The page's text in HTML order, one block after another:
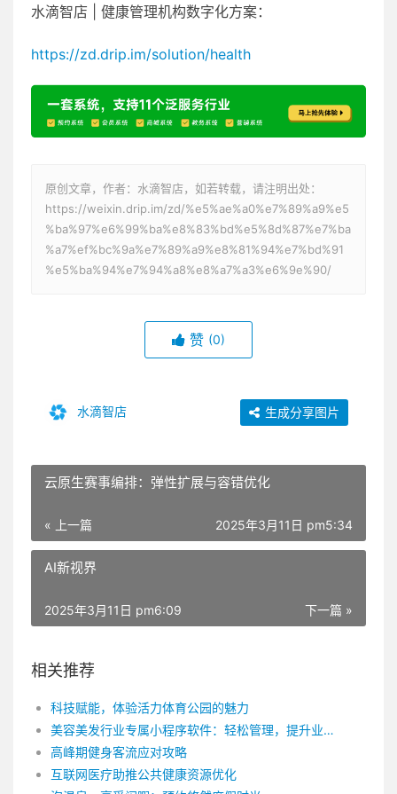
水滴智店 | 健康管理机构数字化方案：
https://zd.drip.im/solution/health
原创文章，作者：水滴智店，如若转载，请注明出处：
https://weixin.drip.im/zd/%e5%ae%a0%e7%89%a9%e5
%ba%97%e6%99%ba%e8%83%bd%e5%8d%87%e7%ba
%a7%ef%bc%9a%e7%89%a9%e8%81%94%e7%bd%91
%e5%ba%94%e7%94%a8%e8%a7%a3%e6%9e%90/
赞 (0)
水滴智店 生成分享图片
云原生赛事编排：弹性扩展与容错优化
« 上一篇 2025年3月11日 pm5:34
AI新视界
下一篇 »
2025年3月11日 pm6:09
相关推荐
科技赋能，体验活力体育公园的魅力
美容美发行业专属小程序软件：轻松管理，提升业绩
高峰期健身客流应对攻略
互联网医疗助推公共健康资源优化